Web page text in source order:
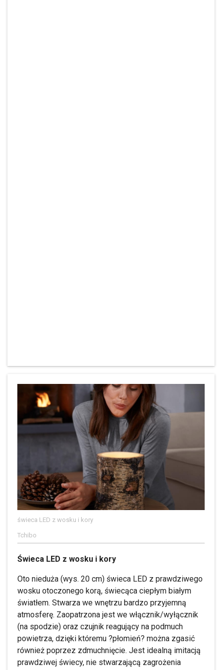
świeca LED z wosku i kory
Tchibo
Świeca LED z wosku i kory
Oto nieduża (wys. 20 cm) świeca LED z prawdziwego
wosku otoczonego korą, świecąca ciepłym białym
światłem. Stwarza we wnętrzu bardzo przyjemną
atmosferę. Zaopatrzona jest we włącznik/wyłącznik
(na spodzie) oraz czujnik reagujący na podmuch
powietrza, dzięki któremu ?płomień? można zgasić
również poprzez zdmuchnięcie. Jest idealną imitacją
prawdziwej świecy, nie stwarzającą zagrożenia